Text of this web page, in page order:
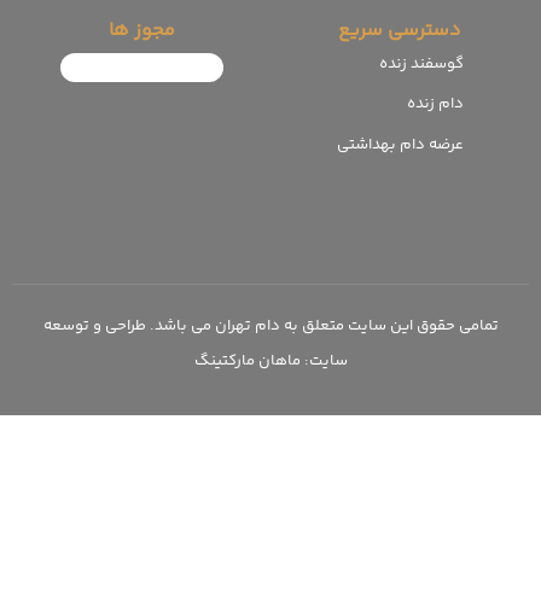
دسترسی سریع
گوسفند زنده
دام زنده
عرضه دام بهداشتی
مجوز ها
تمامی حقوق این سایت متعلق به دام تهران می باشد. طراحی و توسعه
سایت:‌ ماهان مارکتینگ